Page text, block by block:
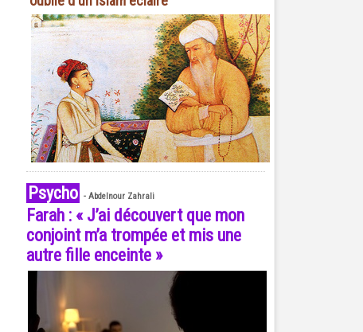
Psycho - Abdelnour Zahrali
Farah : « J’ai découvert que mon
conjoint m’a trompée et mis une
autre fille enceinte »